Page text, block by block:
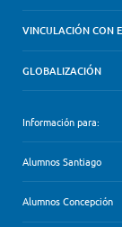
VINCULACIÓN CON
GLOBALIZACIÓN
Información para:
Alumnos Santiago
Alumnos Concepción